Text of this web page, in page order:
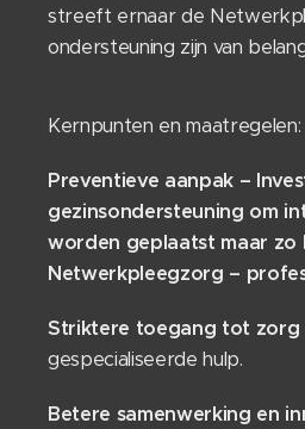
streeft ernaar de
ondersteuning zijn van
Kernpunten en maatregelen:
Preventieve aanpak –
gezinsondersteuning om
worden geplaatst maar zo
Netwerkpleegzorg –
Striktere toegang tot zorg
gespecialiseerde hulp.
Betere samenwerking en